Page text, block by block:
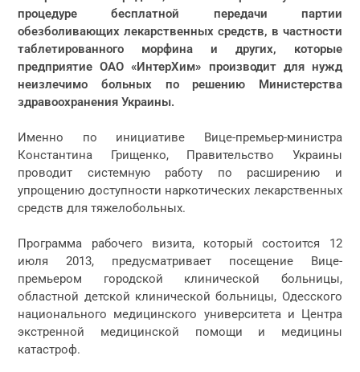
процедуре бесплатной передачи партии
обезболивающих лекарственных средств, в частности
таблетированного морфина и других, которые
предприятие ОАО «ИнтерХим» производит для нужд
неизлечимо больных по решению Министерства
здравоохранения Украины.
Именно по инициативе Вице-премьер-министра
Константина Грищенко, Правительство Украины
проводит системную работу по расширению и
упрощению доступности наркотических лекарственных
средств для тяжелобольных.
Программа рабочего визита, который состоится 12
июля 2013, предусматривает посещение Вице-
премьером городской клинической больницы,
областной детской клинической больницы, Одесского
национального медицинского университета и Центра
экстренной медицинской помощи и медицины
катастроф.